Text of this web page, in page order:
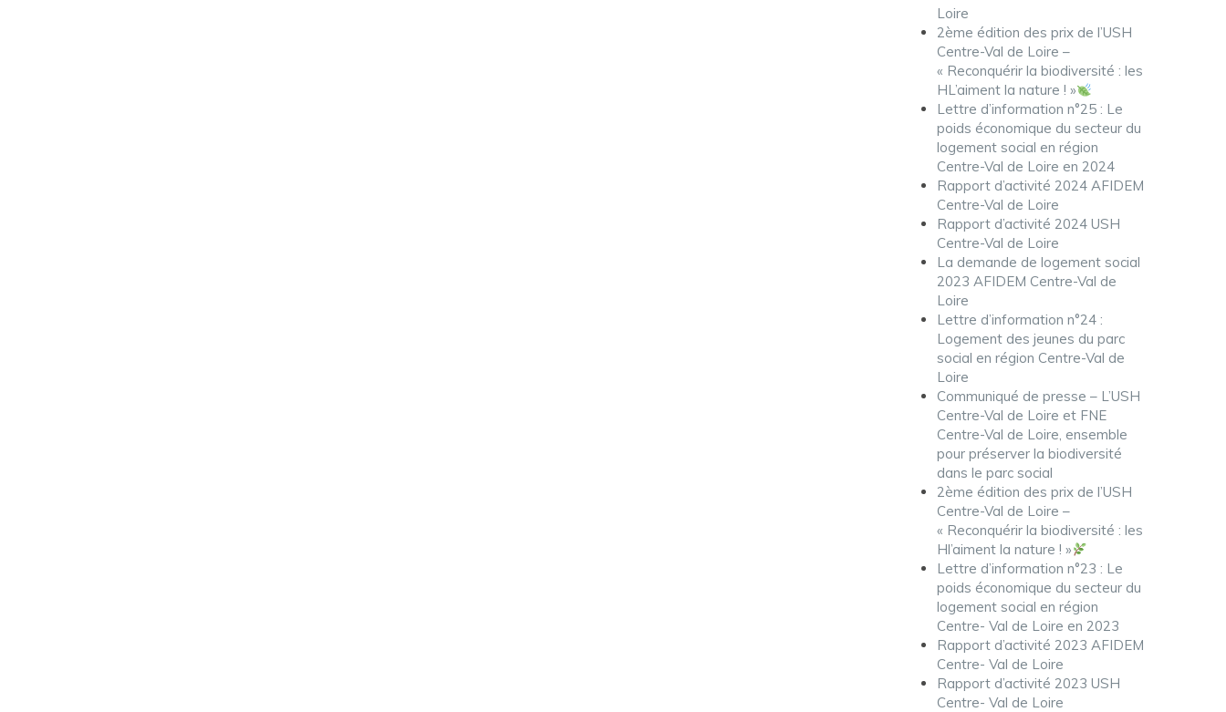
Loire
2ème édition des prix de l’USH
Centre-Val de Loire –
« Reconquérir la biodiversité : les
HL’aiment la nature ! »
Lettre d’information n°25 : Le
poids économique du secteur du
logement social en région
Centre-Val de Loire en 2024
Rapport d’activité 2024 AFIDEM
Centre-Val de Loire
Rapport d’activité 2024 USH
Centre-Val de Loire
La demande de logement social
2023 AFIDEM Centre-Val de
Loire
Lettre d’information n°24 :
Logement des jeunes du parc
social en région Centre-Val de
Loire
Communiqué de presse – L’USH
Centre-Val de Loire et FNE
Centre-Val de Loire, ensemble
pour préserver la biodiversité
dans le parc social
2ème édition des prix de l’USH
Centre-Val de Loire –
« Reconquérir la biodiversité : les
Hl’aiment la nature ! »
Lettre d’information n°23 : Le
poids économique du secteur du
logement social en région
Centre- Val de Loire en 2023
Rapport d’activité 2023 AFIDEM
Centre- Val de Loire
Rapport d’activité 2023 USH
Centre- Val de Loire